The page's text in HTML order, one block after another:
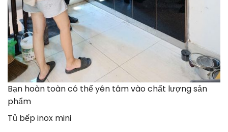
Bạn hoàn toàn có thể yên tâm vào chất lượng sản
phẩm
Tủ bếp inox mini